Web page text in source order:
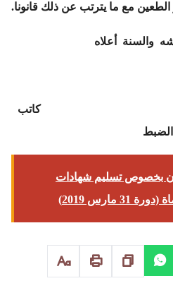
الطعين مع ما يترتب عن ذلك قانونا.
والسنة أعلاه
كاتب
الضبط
بخصوص تسليم شهادات
مارس 2019)